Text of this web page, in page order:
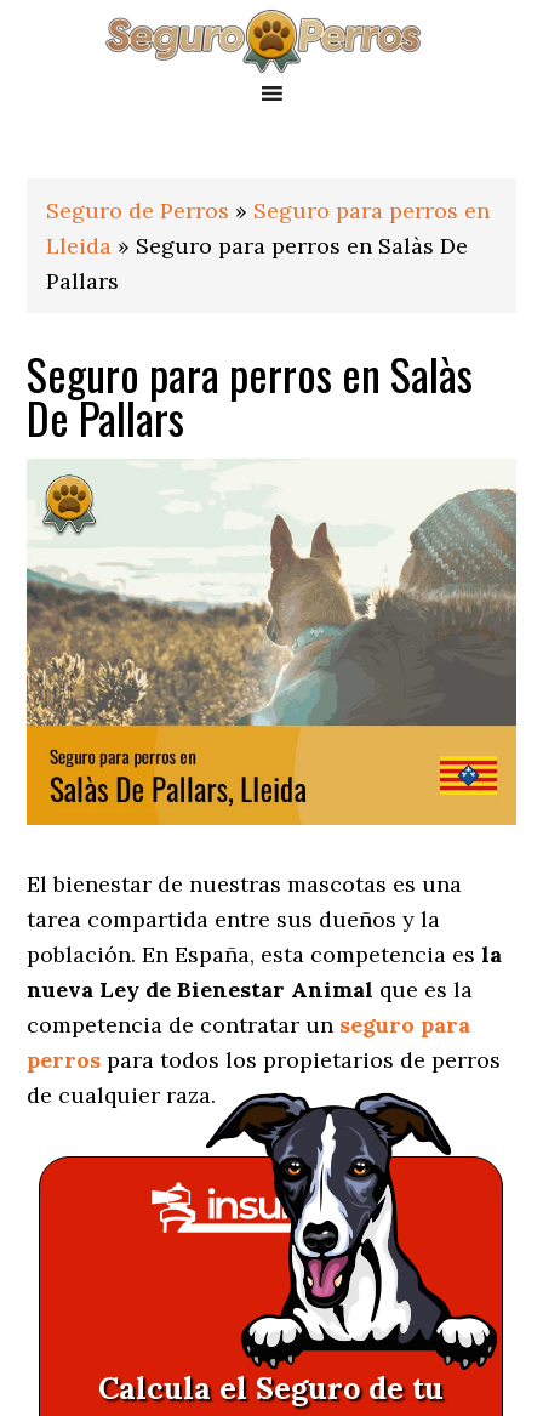
Seguro de Perros » Seguro para perros en
Lleida » Seguro para perros en Salàs De
Pallars
Seguro para perros en Salàs
De Pallars
El bienestar de nuestras mascotas es una
tarea compartida entre sus dueños y la
población. En España, esta competencia esla
nueva Ley de Bienestar Animal que es la
competencia de contratar un seguro para
perros para todos los propietarios de perros
de cualquier raza.
Calcula el Seguro de tu